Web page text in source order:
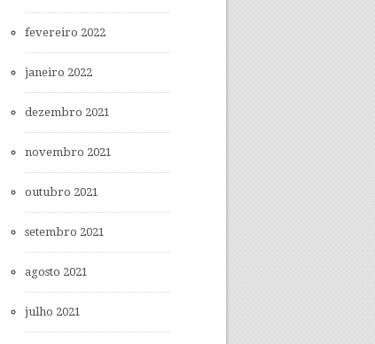
fevereiro 2022
janeiro 2022
dezembro 2021
novembro 2021
outubro 2021
setembro 2021
agosto 2021
julho 2021